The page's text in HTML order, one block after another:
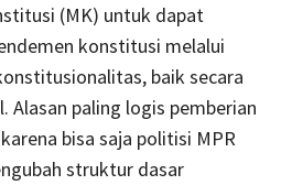
(MK) untuk dapat
konstitusi melalui
baik secara
paling logis pemberian
bisa saja politisi MPR
struktur dasar